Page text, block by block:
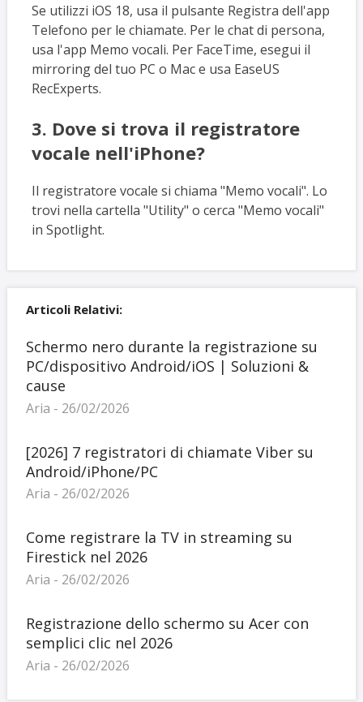
Se utilizzi iOS 18, usa il pulsante Registra dell'app
Telefono per le chiamate. Per le chat di persona,
usa l'app Memo vocali. Per FaceTime, esegui il
mirroring del tuo PC o Mac e usa EaseUS
RecExperts.
3. Dove si trova il registratore
vocale nell'iPhone?
Il registratore vocale si chiama "Memo vocali". Lo
trovi nella cartella "Utility" o cerca "Memo vocali"
in Spotlight.
Articoli Relativi:
Schermo nero durante la registrazione su
PC/dispositivo Android/iOS | Soluzioni &
cause
Aria - 26/02/2026
[2026] 7 registratori di chiamate Viber su
Android/iPhone/PC
Aria - 26/02/2026
Come registrare la TV in streaming su
Firestick nel 2026
Aria - 26/02/2026
Registrazione dello schermo su Acer con
semplici clic nel 2026
Aria - 26/02/2026